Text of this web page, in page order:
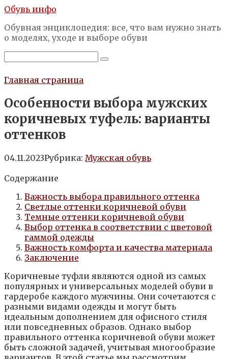
Перейти
контенту
Обувь инфо
Обувная энциклопедия: все, что вам нужно знать
о моделях, уходе и выборе обуви
Главная страница
Особенности выбора мужских
коричневых туфель: варианты
оттенков
04.11.2023Рубрика: Мужская обувь
Содержание
Важность выбора правильного оттенка
Светлые оттенки коричневой обуви
Темные оттенки коричневой обуви
Выбор оттенка в соответствии с цветовой
гаммой одежды
Важность комфорта и качества материала
Заключение
Коричневые туфли являются одной из самых
популярных и универсальных моделей обуви в
гардеробе каждого мужчины. Они сочетаются с
разными видами одежды и могут быть
идеальным дополнением для офисного стиля
или повседневных образов. Однако выбор
правильного оттенка коричневой обуви может
быть сложной задачей, учитывая многообразие